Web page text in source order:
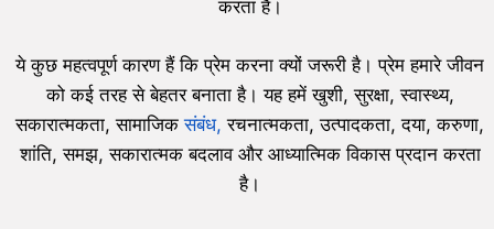
करता है।
ये कुछ महत्वपूर्ण कारण हैं कि प्रेम करना क्यों जरूरी है। प्रेम हमारे जीवन
को कई तरह से बेहतर बनाता है। यह हमें खुशी, सुरक्षा, स्वास्थ्य,
सकारात्मकता, सामाजिकसंबंध, रचनात्मकता, उत्पादकता, दया, करुणा,
शांति, समझ, सकारात्मक बदलाव और आध्यात्मिक विकास प्रदान करता
है।